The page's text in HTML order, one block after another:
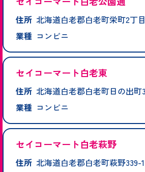
住所 北海道白老郡白老町栄町2丁
業種 コンビニ
セイコーマート白老東
住所 北海道白老郡白老町日の出町
業種 コンビニ
セイコーマート白老萩野
住所 北海道白老郡白老町萩野339-1